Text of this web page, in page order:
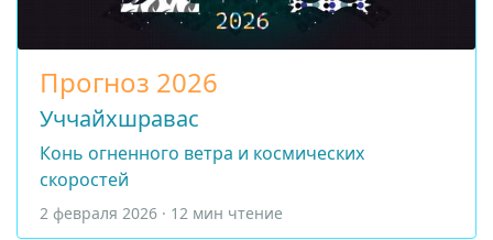
Прогноз 2026
Уччайхшравас
Конь огненного ветра и космических
скоростей
2 февраля 2026 · 12 мин чтение